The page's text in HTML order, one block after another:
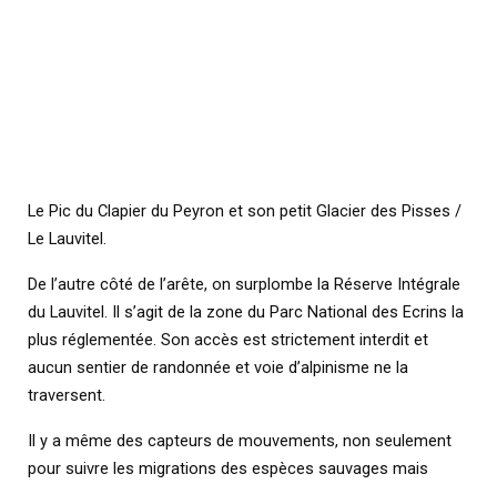
Le Pic du Clapier du Peyron et son petit Glacier des Pisses /
Le Lauvitel.
De l’autre côté de l’arête, on surplombe la Réserve Intégrale
du Lauvitel. Il s’agit de la zone du Parc National des Ecrins la
plus réglementée. Son accès est strictement interdit et
aucun sentier de randonnée et voie d’alpinisme ne la
traversent.
Il y a même des capteurs de mouvements, non seulement
pour suivre les migrations des espèces sauvages mais